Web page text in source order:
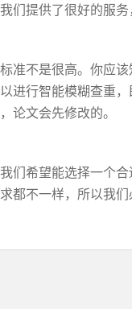
们提供了很好的服务
准不是很高。你应
进行智能模糊查重
论文会先修改的。
们希望能选择一个
都不一样，所以我们